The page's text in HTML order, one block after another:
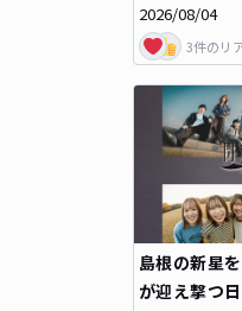
2026/08/04
3件のリ
島根の新星
が迎え撃つ日